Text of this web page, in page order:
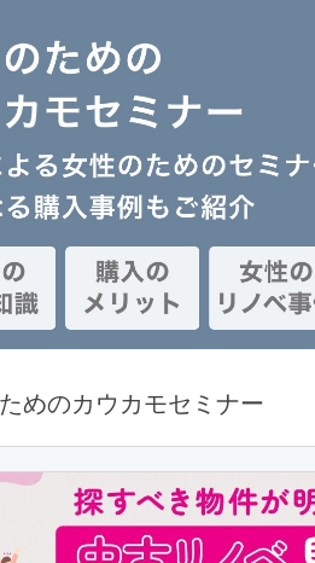
めのカウカモセミナー